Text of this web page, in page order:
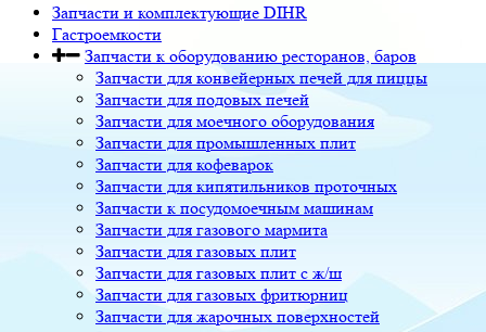
Запчасти и комплектующие DIHR
Гастроемкости
Запчасти к оборудованию ресторанов, баров
Запчасти для конвейерных печей для пиццы
Запчасти для подовых печей
Запчасти для моечного оборудования
Запчасти для промышленных плит
Запчасти для кофеварок
Запчасти для кипятильников проточных
Запчасти к посудомоечным машинам
Запчасти для газового мармита
Запчасти для газовых плит
Запчасти для газовых плит с ж/ш
Запчасти для газовых фритюрниц
Запчасти для жарочных поверхностей